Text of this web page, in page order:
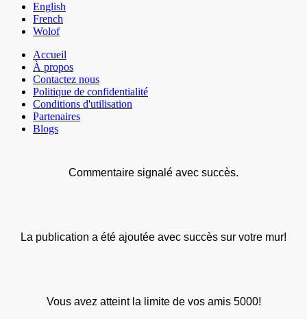
English
French
Wolof
Accueil
À propos
Contactez nous
Politique de confidentialité
Conditions d'utilisation
Partenaires
Blogs
Commentaire signalé avec succès.
La publication a été ajoutée avec succès sur votre mur!
Vous avez atteint la limite de vos amis 5000!